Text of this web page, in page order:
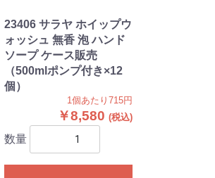
23406 サラヤ ホイップウ
ォッシュ 無香 泡 ハンド
ソープ ケース販売
（500mlポンプ付き×12
個）
1個あたり715円
￥8,580
数量